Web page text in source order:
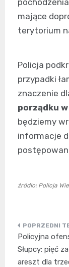
mające
terytorium
Policja
przypadki
znaczenie
porządku
będziemy
informacje
źródło: Policja
wpisu
Policyjna
Słupcy: pięć
areszt dla